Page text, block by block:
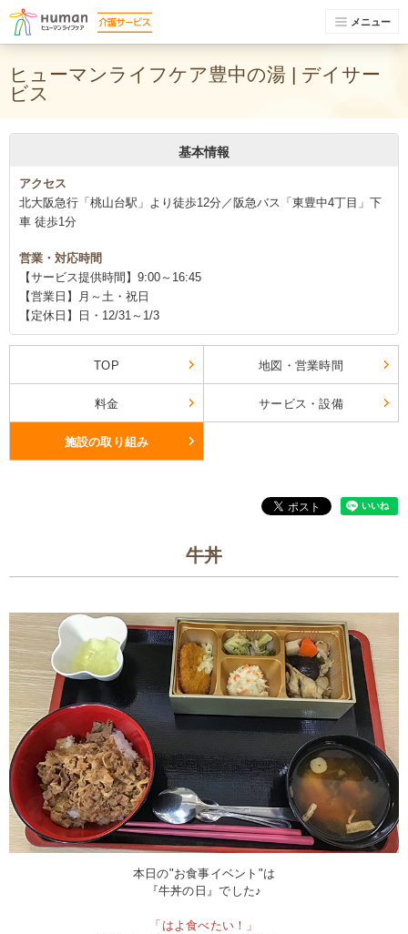
メニュー
ヒューマンライフケア豊中の湯 | デイサー
ビス
基本情報
アクセス
北大阪急行「桃山台駅」より徒歩12分／阪急バス「東豊中4丁目」下
車 徒歩1分
営業・対応時間
【サービス提供時間】9:00～16:45
【営業日】月～土・祝日
【定休日】日・12/31～1/3
TOP 地図・営業時間
料金 サービス・設備
施設の取り組み
牛丼
本日の"お食事イベント"は
『牛丼の日』でした♪
「はよ食べたい！」